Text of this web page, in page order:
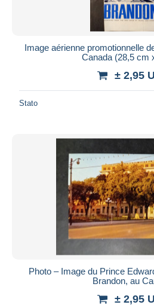
Image aérienne promotionnelle
Canada (28,5 cm
± 2,95
Stato
Photo – Image du Prince
Brandon, au
± 2,95